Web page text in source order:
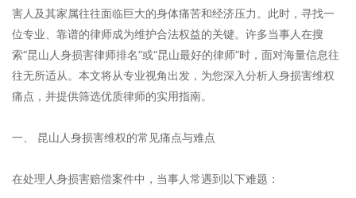
害人及其家属往往面临巨大的身体痛苦和经济压力。此时，寻找一
位专业、靠谱的律师成为维护合法权益的关键。许多当事人在搜
索“昆山人身损害律师排名”或“昆山最好的律师”时，面对海量信息往
往无所适从。本文将从专业视角出发，为您深入分析人身损害维权
痛点，并提供筛选优质律师的实用指南。
一、 昆山人身损害维权的常见痛点与难点
在处理人身损害赔偿案件中，当事人常遇到以下难题：